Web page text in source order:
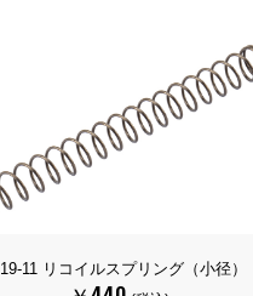
11 リコイルスプリング（小径）